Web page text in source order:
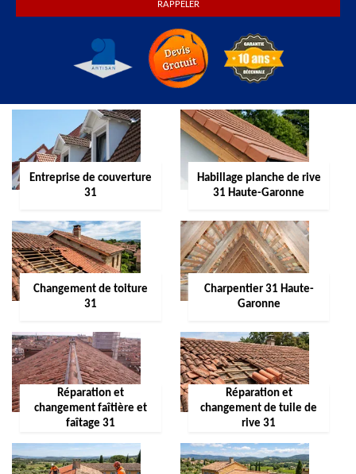
Entreprise de couverture
31
Habillage planche de rive
31 Haute-Garonne
Changement de toiture
31
Charpentier 31 Haute-
Garonne
Réparation et
changement faîtière et
faîtage 31
Réparation et
changement de tuile de
rive 31